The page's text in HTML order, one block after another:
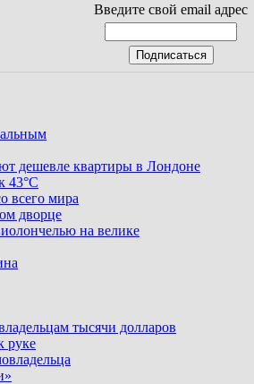
Введите свой email адрес
дешевле квартиры в Лондоне
43°C
всего мира
дворце
на велике
тысячи долларов
руке